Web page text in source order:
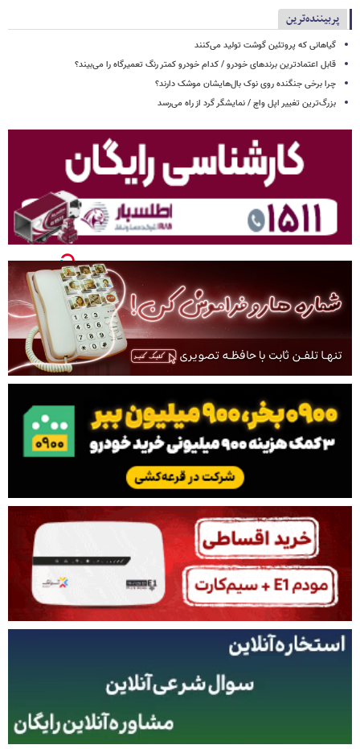
پربیننده‌ترین
گیاهانی که پروتئین گوشت تولید می‌کنند
قابل اعتمادترین برندهای خودرو / کدام خودرو کمتر رنگ تعمیرگاه را می‌بیند؟
چرا برخی جنگنده روی نوک بال‌هایشان موشک‌ دارند؟
بزرگ‌ترین تغییر اپل واچ / نمایشگر گرد از راه می‌رسد